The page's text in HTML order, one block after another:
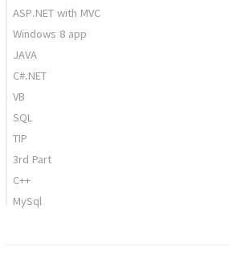
ASP.NET with MVC
Windows 8 app
JAVA
C#.NET
VB
SQL
TIP
3rd Part
C++
MySql